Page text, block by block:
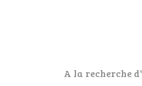
A la recherche